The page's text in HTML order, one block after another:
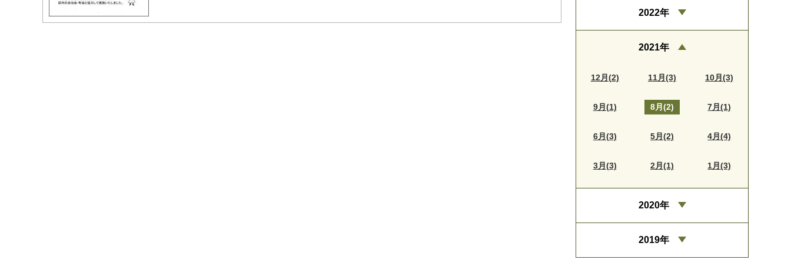
2022年
2021年
12月(2) 11月(3) 10月(3)
9月(1) 8月(2) 7月(1)
6月(3) 5月(2) 4月(4)
3月(3) 2月(1) 1月(3)
2020年
2019年